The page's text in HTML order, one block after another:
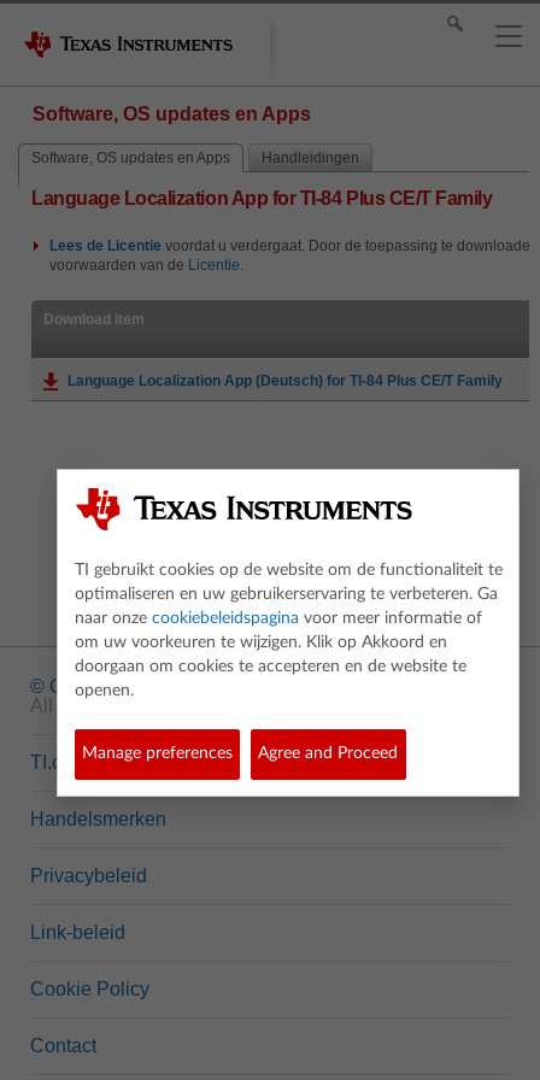
Software, OS updates en Apps
Software, OS updates en Apps Handleidingen
Language Localization App for TI-84 Plus CE/T Family
Lees de Licentie voordat u verdergaat. Door de toepassing te
voorwaarden van de Licentie.
Download item
Language Localization App (Deutsch) for TI-84 Plus CE/T Family
© Copyright
All rights reserved.
TI.com
Handelsmerken
Privacybeleid
Link-beleid
Cookie Policy
Contact
TI gebruikt cookies op de website om de functionaliteit te
optimaliseren en uw gebruikerservaring te verbeteren. Ga
naar onze cookiebeleidspagina voor meer informatie of
om uw voorkeuren te wijzigen. Klik op Akkoord en
doorgaan om cookies te accepteren en de website te
openen.
Manage preferences Agree and Proceed